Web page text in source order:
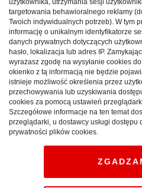
10 procent. Trzeci etap
rekordową liczbę 883
pojawiły się gwiazdy grupy
Kubica, Bartosz Zmarzlik,
Pszczolarski, Kuba
Patrycja Bereznowska,
Krzysztof Maksel i Adam
udział kolarze z wielu państw,
Brytanii, Włoch, Danii,
Emocje na trasie były
stoczyli Stu oraz Jonathan
Rywalizację pań wygrała
targetowania behawioralnego reklamy
Twoich indywidualnych potrzeb). W tym
informację o unikalnym identyfikatorze
danych prywatnych dotyczących
hasło, lokalizacja lub adres IP.
wyrażasz zgodę na wysyłanie cookies
okienko z tą informacją nie będzie
istnieje możliwość określenia przez
przechowywania lub uzyskiwania
cookies za pomocą ustawień
Szczegółowe informacje na ten temat
przeglądarki, u dostawcy usługi dostępu
prywatności plików cookies.